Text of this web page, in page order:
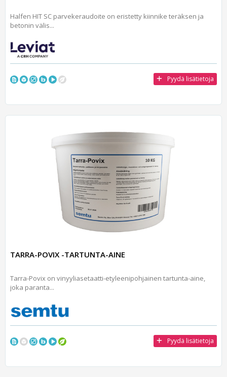
Halfen HIT SC parvekeraudoite on eristetty kiinnike teräksen ja
betonin välis...
Pyydä lisätietoja
TARRA-POVIX -TARTUNTA-AINE
Tarra-Povix on vinyyliasetaatti-etyleenipohjainen tartunta-aine,
joka paranta...
Pyydä lisätietoja